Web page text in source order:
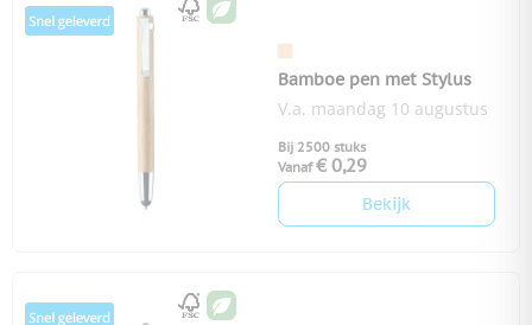
Bamboe pen met Stylus
V.a. maandag 10 augustus
Bij 2500 stuks
Vanaf € 0,29
Bekijk